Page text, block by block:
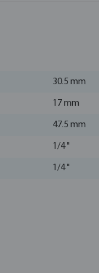
30.5 mm
17 mm
47.5 mm
1/4 "
1/4 "